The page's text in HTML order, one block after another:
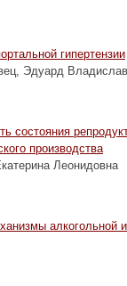
гипертензии
Эдуард
состояния
производства
Леонидовна
алкогольной и